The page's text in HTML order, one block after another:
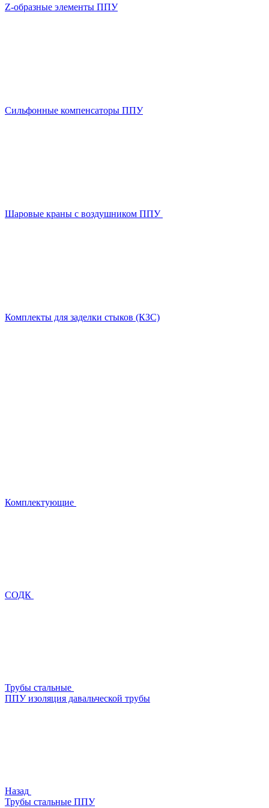
Z-образные элементы ППУ
Сильфонные компенсаторы ППУ
Шаровые краны с воздушником ППУ
Комплекты для заделки стыков (КЗС)
Комплектующие
СОДК
Трубы стальные
ППУ изоляция давальческой трубы
Назад
Трубы стальные ППУ